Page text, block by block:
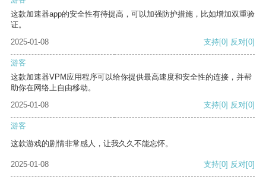
这款加速器app的安全性有待提高，可以加强防护措施，比如增加双重验
证。
2025-01-08
支持[0] 反对[0]
游客
这款加速器VPM应用程序可以给你提供最高速度和安全性的连接，并帮
助你在网络上自由移动。
2025-01-08
支持[0] 反对[0]
游客
这款游戏的剧情非常感人，让我久久不能忘怀。
2025-01-08 支持[0] 反对[0]